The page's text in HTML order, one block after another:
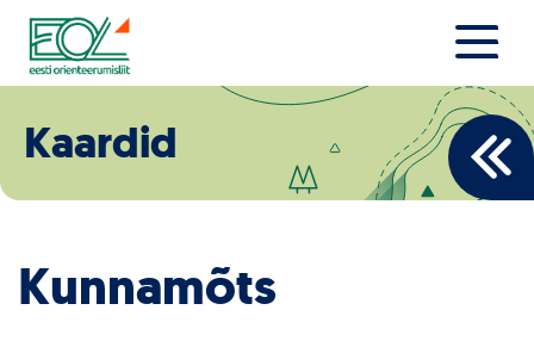
Liigu
sisu
juurde
Estonian Orienteering Federation
Eesti Orienteerumine 100!
Kaardid
Kunnamõts